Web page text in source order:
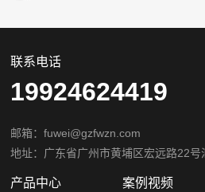
联系电话
19924624419
邮箱：fuwei@gzfwzn.com
地址：广东省广州市黄埔区宏远路22号
产品中心 案例视频